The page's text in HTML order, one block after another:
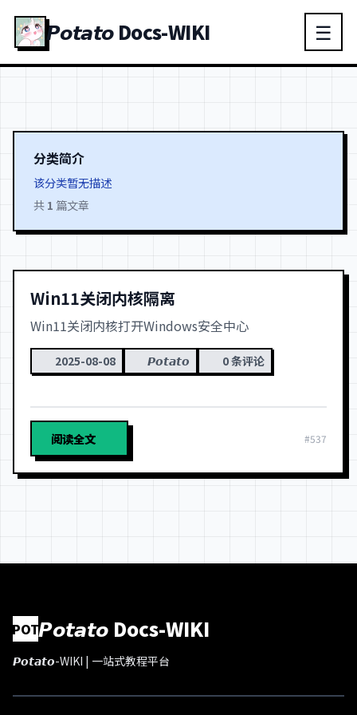
𝙋𝙤𝙩𝙖𝙩𝙤 Docs-WIKI ☰
分类简介
该分类暂无描述
共 1 篇文章
Win11关闭内核隔离
Win11关闭内核打开Windows安全中心
2025-08-08 𝙋𝙤𝙩𝙖𝙩𝙤 0 条评论
阅读全文 #537
POT𝙋𝙤𝙩𝙖𝙩𝙤 Docs-WIKI
𝙋𝙤𝙩𝙖𝙩𝙤-WIKI | 一站式教程平台